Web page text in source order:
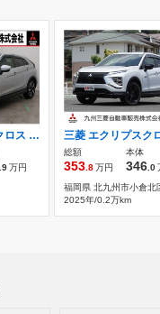
三菱 エクリプスクロス 1.5 G プラスパッケージ 禁煙 2WD スマホ連携ナビ ETC 車検整備付
.9万円
総額
353 .8万円
本体
346 .0
福岡県 北九州市小倉北
2025年/0.2万km